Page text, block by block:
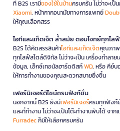
ที่ B2S เรามีของใช้ในบ้านครบครัน ไม่ว่าจะเป็
Xiaomi, หน้ากากอนามัยทางการแพทย์
ให้คุณเลือกสรร
ไอทีและแก็ดเจ็ต ล้ำสมัย ตอบโจทย์ทุกไล
B2S ได้คัดสรรสินค้าไอทีและแก็ดเจ็ตคุณภาพ
ทุกไลฟ์สไตล์ดิจิทัล ไม่ว่าจะเป็น เครื่องทำลาย
ข้อมูล, เอ็กซ์เทอนัลฮาร์ดดิสก์WD, หรือ คีย์บ
ให้การทำงานของคุณสะดวกสบายยิ่งขึ้น
เฟอร์นิเจอร์ดีไซน์ครบฟังก์ชั่น
นอกจากนี้ B2S ยังมีเฟอร์นิเจอร์ครบทุกฟังก์
และที่ทำงาน ไม่ว่าจะเป็นโต๊ะทำงานพับได้ จา
Furradecก็มีให้เลือกครบครัน